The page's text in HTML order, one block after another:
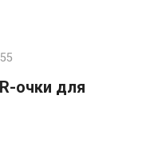
очки для